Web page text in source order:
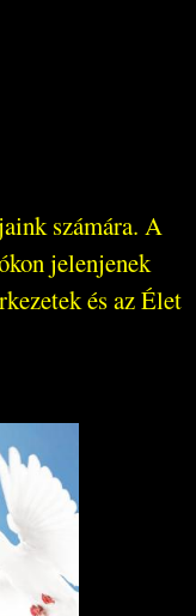
számára. A
jelenjenek
és az Élet